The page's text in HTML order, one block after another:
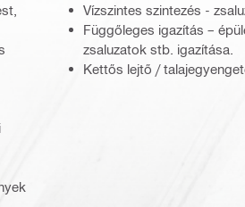
Vízszintes szintezés -
Függőleges igazítás –
zsaluzatok stb. igazítása.
Kettős lejtő /